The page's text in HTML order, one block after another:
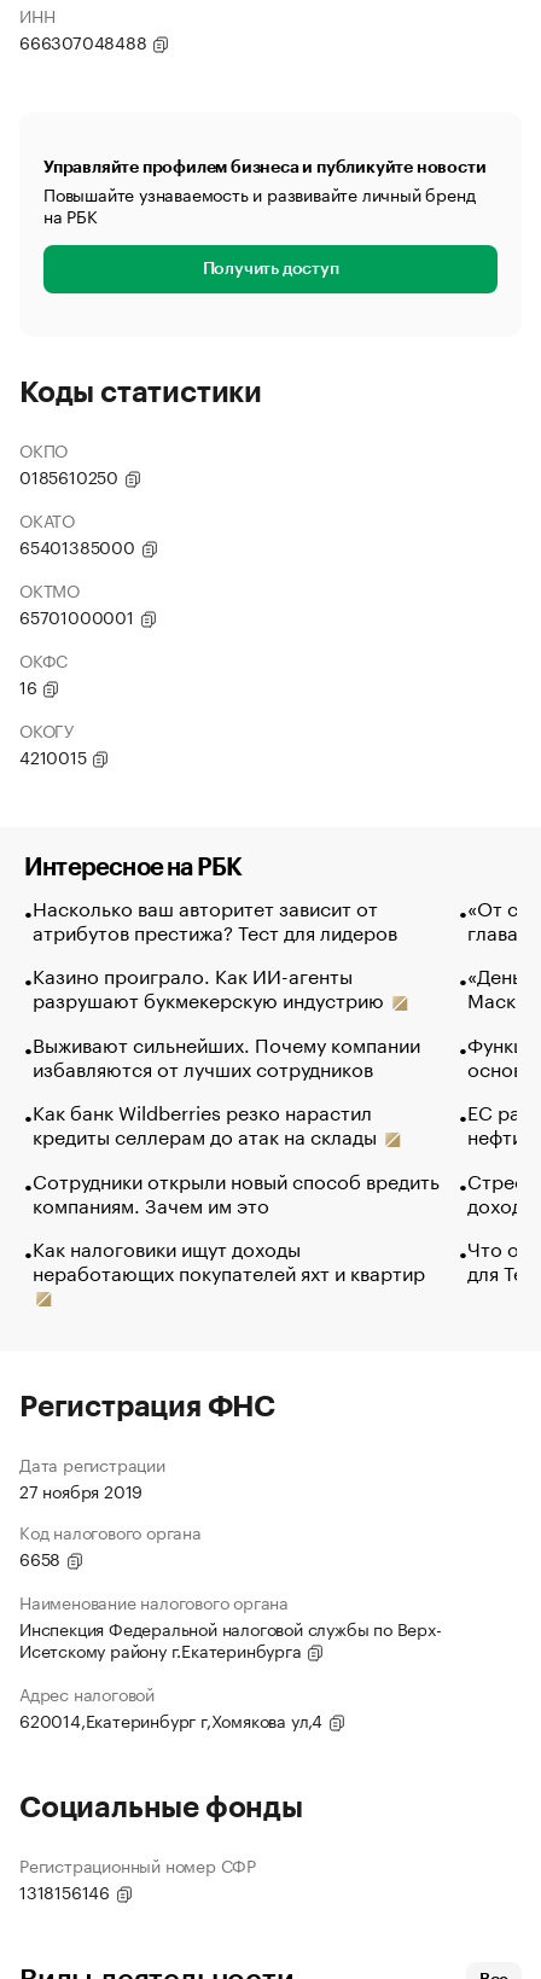
ИНН
666307048488
Управляйте профилем бизнеса и публикуйте новости
Повышайте узнаваемость и развивайте личный бренд
на РБК
Получить доступ
Коды статистики
ОКПО
0185610250
ОКАТО
65401385000
ОКТМО
65701000001
ОКФС
16
ОКОГУ
4210015
Интересное на РБК
Насколько ваш авторитет зависит от
атрибутов престижа? Тест для лидеров
Казино проиграло. Как ИИ-агенты
разрушают букмекерскую индустрию
Выживают сильнейших. Почему компании
избавляются от лучших сотрудников
Как банк Wildberries резко нарастил
кредиты селлерам до атак на склады
Сотрудники открыли новый способ вредить
компаниям. Зачем им это
Как налоговики ищут доходы
неработающих покупателей яхт и квартир
«От
глава
Маск в
основ
ЕС
нефти
Что
для
Регистрация ФНС
Дата регистрации
27 ноября 2019
Код налогового органа
6658
Наименование налогового органа
Инспекция Федеральной налоговой службы по Верх-
Исетскому району г.Екатеринбурга
Адрес налоговой
620014,Екатеринбург г,Хомякова ул,4
Социальные фонды
Регистрационный номер СФР
1318156146